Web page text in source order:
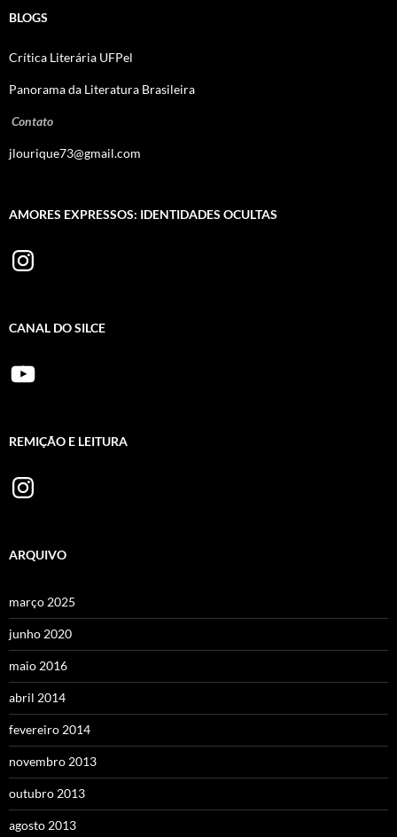
BLOGS
Crítica Literária UFPel
Panorama da Literatura Brasileira
Contato
jlourique73@gmail.com
AMORES EXPRESSOS: IDENTIDADES OCULTAS
Instagram
CANAL DO SILCE
YouTube
REMIÇÃO E LEITURA
Instagram
ARQUIVO
março 2025
junho 2020
maio 2016
abril 2014
fevereiro 2014
novembro 2013
outubro 2013
agosto 2013